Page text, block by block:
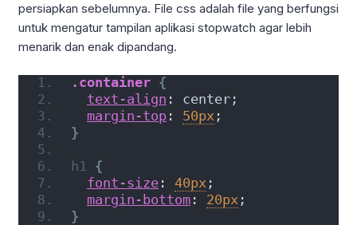
persiapkan sebelumnya. File css adalah file yang berfungsi
untuk mengatur tampilan aplikasi stopwatch agar lebih
menarik dan enak dipandang.
.container {
text-align : center;
margin-top : 50px ;
}
h1
{
font-size : 40px ;
margin-bottom : 20px ;
}